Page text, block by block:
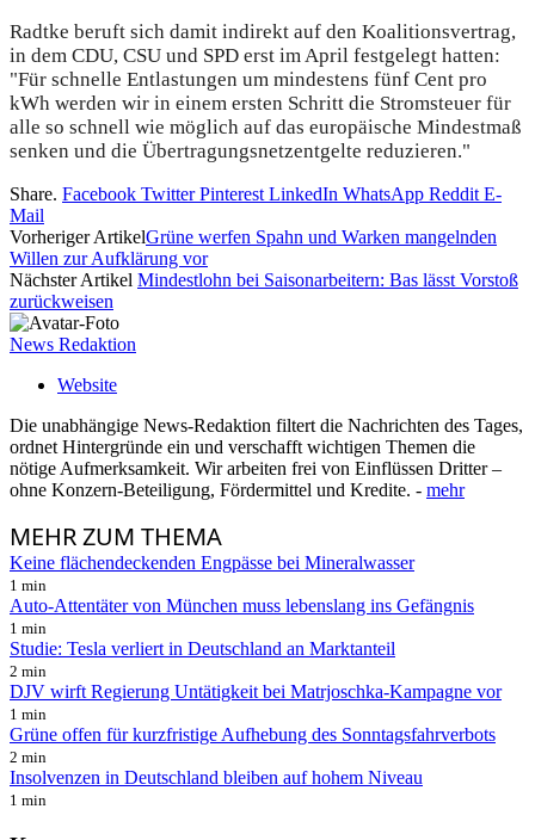
Radtke beruft sich damit indirekt auf den Koalitionsvertrag,
in dem CDU, CSU und SPD erst im April festgelegt hatten:
"Für schnelle Entlastungen um mindestens fünf Cent pro
kWh werden wir in einem ersten Schritt die Stromsteuer für
alle so schnell wie möglich auf das europäische Mindestmaß
senken und die Übertragungsnetzentgelte reduzieren."
Share. Facebook Twitter Pinterest LinkedIn WhatsApp Reddit E-
Mail
Vorheriger ArtikelGrüne werfen Spahn und Warken mangelnden
Willen zur Aufklärung vor
Nächster Artikel Mindestlohn bei Saisonarbeitern: Bas lässt Vorstoß
zurückweisen
News Redaktion
Website
Die unabhängige News-Redaktion filtert die Nachrichten des Tages,
ordnet Hintergründe ein und verschafft wichtigen Themen die
nötige Aufmerksamkeit. Wir arbeiten frei von Einflüssen Dritter –
ohne Konzern-Beteiligung, Fördermittel und Kredite. - mehr
MEHRZUM THEMA
Keine flächendeckenden Engpässe bei Mineralwasser
1 min
Auto-Attentäter von München muss lebenslang ins Gefängnis
1 min
Studie: Tesla verliert in Deutschland an Marktanteil
2 min
DJV wirft Regierung Untätigkeit bei Matrjoschka-Kampagne vor
1 min
Grüne offen für kurzfristige Aufhebung des Sonntagsfahrverbots
2 min
Insolvenzen in Deutschland bleiben auf hohem Niveau
1 min